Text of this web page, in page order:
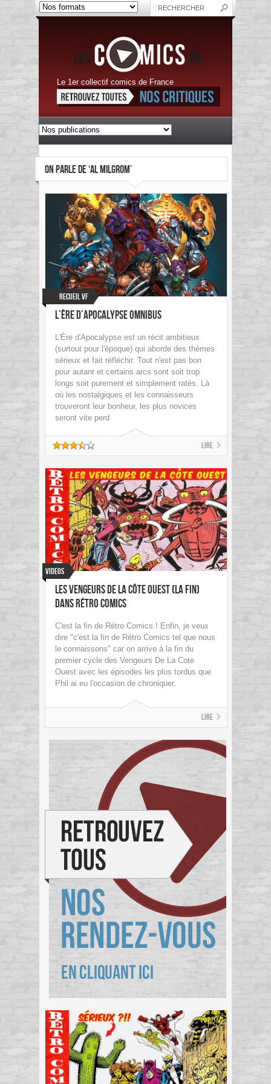
Le 1er collectif comics de France
ON PARLE DE ‘AL MILGROM’
Recueil VF
L’Ère d’Apocalypse Omnibus
L'Ère d'Apocalypse est un récit ambitieux
(surtout pour l'époque) qui aborde des thèmes
sérieux et fait réfléchir. Tout n'est pas bon
pour autant et certains arcs sont soit trop
longs soit purement et simplement ratés. Là
où les nostalgiques et les connaisseurs
trouveront leur bonheur, les plus novices
seront vite perd
Lire
Videos
Les Vengeurs De La Côte Ouest (la fin)
dans Rétro Comics
C'est la fin de Rétro Comics ! Enfin, je veux
dire "c'est la fin de Rétro Comics tel que nous
le connaissons" car on arrive à la fin du
premier cycle des Vengeurs De La Cote
Ouest avec les épisodes les plus tordus que
Phil ai eu l'occasion de chroniquer.
Lire